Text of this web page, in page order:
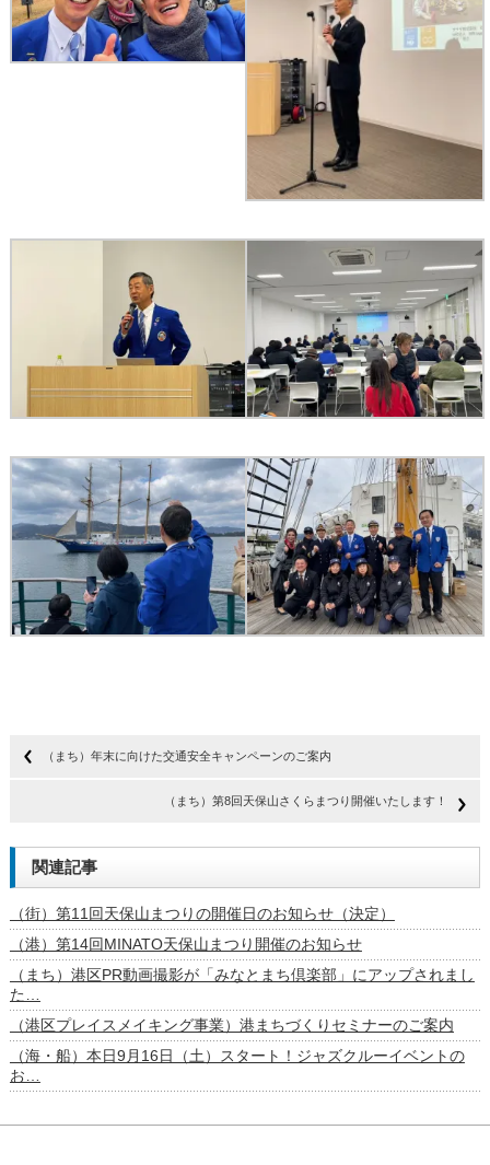
（まち）年末に向けた交通安全キャンペーンのご案内
（まち）第8回天保山さくらまつり開催いたします！
関連記事
（街）第11回天保山まつりの開催日のお知らせ（決定）
（港）第14回MINATO天保山まつり開催のお知らせ
（まち）港区PR動画撮影が「みなとまち倶楽部」にアップされまし
た…
（港区プレイスメイキング事業）港まちづくりセミナーのご案内
（海・船）本日9月16日（土）スタート！ジャズクルーイベントの
お…